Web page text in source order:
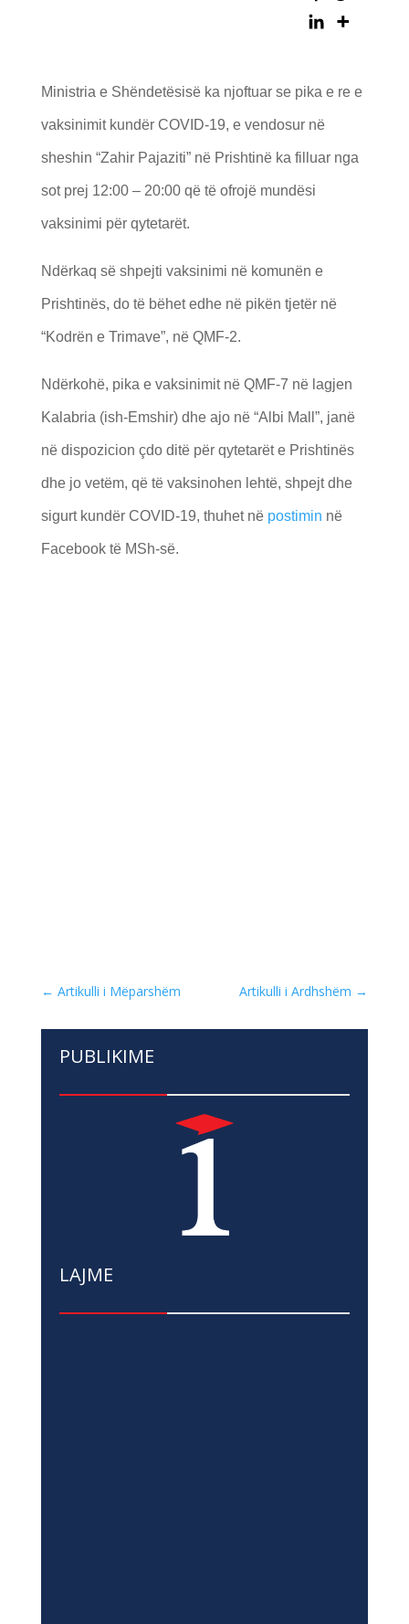
Ministria e Shëndetësisë ka njoftuar se pika e re e
vaksinimit kundër COVID-19, e vendosur në
sheshin “Zahir Pajaziti” në Prishtinë ka filluar nga
sot prej 12:00 – 20:00 që të ofrojë mundësi
vaksinimi për qytetarët.
Ndërkaq së shpejti vaksinimi në komunën e
Prishtinës, do të bëhet edhe në pikën tjetër në
“Kodrën e Trimave”, në QMF-2.
Ndërkohë, pika e vaksinimit në QMF-7 në lagjen
Kalabria (ish-Emshir) dhe ajo në “Albi Mall”, janë
në dispozicion çdo ditë për qytetarët e Prishtinës
dhe jo vetëm, që të vaksinohen lehtë, shpejt dhe
sigurt kundër COVID-19, thuhet në postimin në
Facebook të MSh-së.
←Artikulli i Mëparshëm Artikulli i Ardhshëm→
PUBLIKIME
LAJME